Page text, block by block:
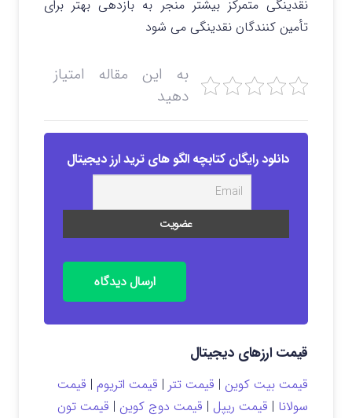
نقدینگی متمرکز بیشتر منجر به بازدهی بهتر برای
تأمین کنندگان نقدینگی می شود
به این مقاله امتیاز
دهید
دانلود رایگان کتابچه الگو های ترید ارز دیجیتال
ارسال دیدگاه
قیمت ارزهای دیجیتال
قیمت بیت کوین | قیمت تتر | قیمت اتریوم | قیمت
سولانا | قیمت ریپل | قیمت دوج کوین | قیمت تون